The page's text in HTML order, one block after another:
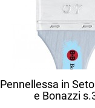
Pennellessa in
e Bonazzi